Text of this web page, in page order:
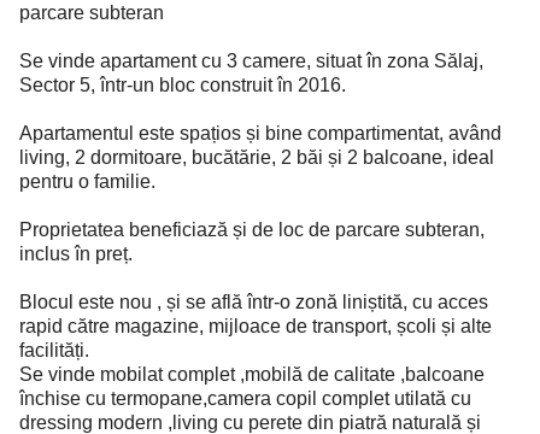
parcare subteran
Se vinde apartament cu 3 camere, situat în zona Sălaj,
Sector 5, într-un bloc construit în 2016.
Apartamentul este spațios și bine compartimentat, având
living, 2 dormitoare, bucătărie, 2 băi și 2 balcoane, ideal
pentru o familie.
Proprietatea beneficiază și de loc de parcare subteran,
inclus în preț.
Blocul este nou , și se află într-o zonă liniștită, cu acces
rapid către magazine, mijloace de transport, școli și alte
facilități.
Se vinde mobilat complet ,mobilă de calitate ,balcoane
închise cu termopane,camera copil complet utilată cu
dressing modern ,living cu perete din piatră naturală și